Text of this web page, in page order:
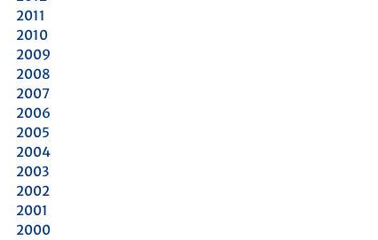
2011
2010
2009
2008
2007
2006
2005
2004
2003
2002
2001
2000